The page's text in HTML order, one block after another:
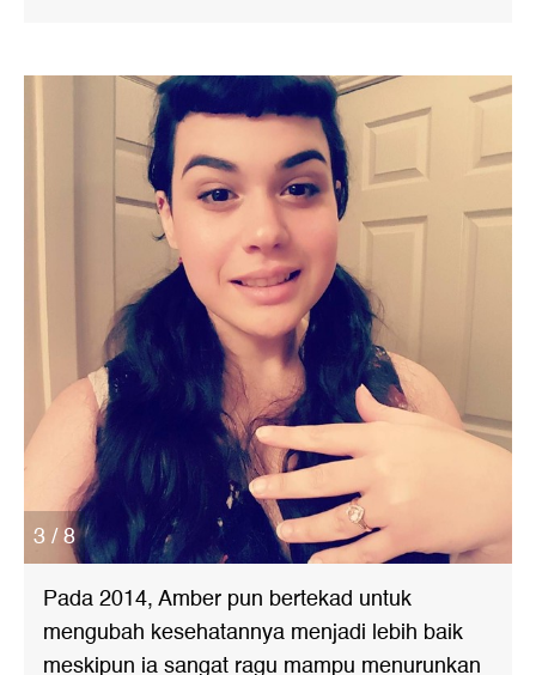
3 / 8
Pada 2014, Amber pun bertekad untuk
mengubah kesehatannya menjadi lebih baik
meskipun ia sangat ragu mampu menurunkan